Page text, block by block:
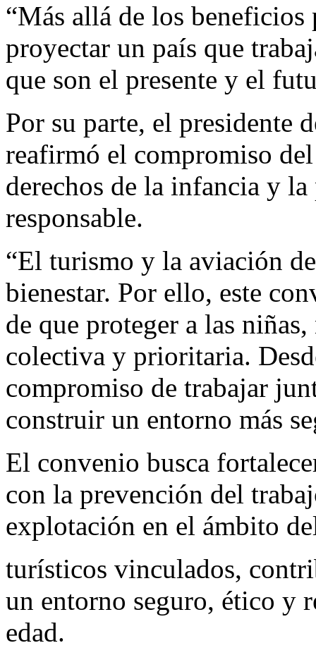
“Más allá de los beneficios
proyectar un país que
que son el presente y el
Por su parte, el presidente
reafirmó el compromiso
derechos de la infancia y
responsable.
“El turismo y la aviación
bienestar. Por ello, este
de que proteger a las
colectiva y prioritaria.
compromiso de trabajar
construir un entorno más
El convenio busca
con la prevención del
explotación en el ámbito
turísticos vinculados,
un entorno seguro, ético y
edad.